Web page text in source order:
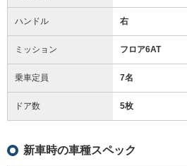
ハンドル 右
ミッション フロア6AT
乗車定員 7名
ドア数 5枚
新車時の車種スペック